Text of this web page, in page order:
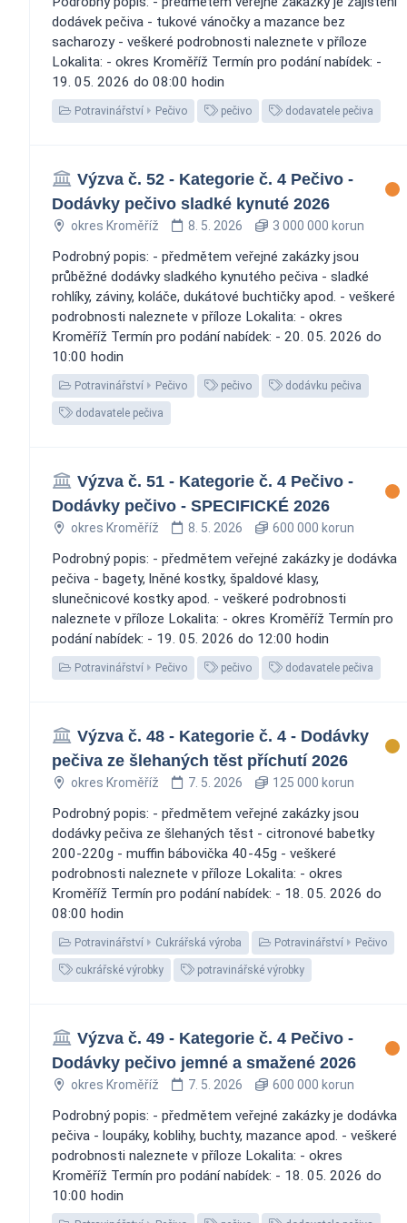
dodávek pečiva - tukové vánočky a mazance bez
sacharozy - veškeré podrobnosti naleznete v příloze
Lokalita: - okres Kroměříž Termín pro podání nabídek: -
19. 05. 2026 do 08:00 hodin
Potravinářství Pečivo pečivo dodavatele pečiva
Výzva č. 52 - Kategorie č. 4 Pečivo -
Dodávky pečivo sladké kynuté 2026
okres Kroměříž 8. 5. 2026 3 000 000 korun
Podrobný popis: - předmětem veřejné zakázky jsou
průběžné dodávky sladkého kynutého pečiva - sladké
rohlíky, záviny, koláče, dukátové buchtičky apod. - veškeré
podrobnosti naleznete v příloze Lokalita: - okres
Kroměříž Termín pro podání nabídek: - 20. 05. 2026 do
10:00 hodin
Potravinářství Pečivo pečivo dodávku pečiva
dodavatele pečiva
Výzva č. 51 - Kategorie č. 4 Pečivo -
Dodávky pečivo - SPECIFICKÉ 2026
okres Kroměříž 8. 5. 2026 600 000 korun
Podrobný popis: - předmětem veřejné zakázky je dodávka
pečiva - bagety, lněné kostky, špaldové klasy,
slunečnicové kostky apod. - veškeré podrobnosti
naleznete v příloze Lokalita: - okres Kroměříž Termín pro
podání nabídek: - 19. 05. 2026 do 12:00 hodin
Potravinářství Pečivo pečivo dodavatele pečiva
Výzva č. 48 - Kategorie č. 4 - Dodávky
pečiva ze šlehaných těst příchutí 2026
okres Kroměříž 7. 5. 2026 125 000 korun
Podrobný popis: - předmětem veřejné zakázky jsou
dodávky pečiva ze šlehaných těst - citronové babetky
200-220g - muffin bábovička 40-45g - veškeré
podrobnosti naleznete v příloze Lokalita: - okres
Kroměříž Termín pro podání nabídek: - 18. 05. 2026 do
08:00 hodin
Potravinářství Cukrářská výroba Potravinářství Pečivo
cukrářské výrobky potravinářské výrobky
Výzva č. 49 - Kategorie č. 4 Pečivo -
Dodávky pečivo jemné a smažené 2026
okres Kroměříž 7. 5. 2026 600 000 korun
Podrobný popis: - předmětem veřejné zakázky je dodávka
pečiva - loupáky, koblihy, buchty, mazance apod. - veškeré
podrobnosti naleznete v příloze Lokalita: - okres
Kroměříž Termín pro podání nabídek: - 18. 05. 2026 do
10:00 hodin